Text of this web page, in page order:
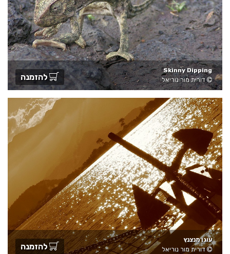
Skinny Dipping
דורית מור נוריאל
להזמנה
עוגן מנצנץ
דורית מור נוריאל
להזמנה